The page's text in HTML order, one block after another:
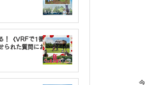
！《VRFで1番〇
られた質問にお